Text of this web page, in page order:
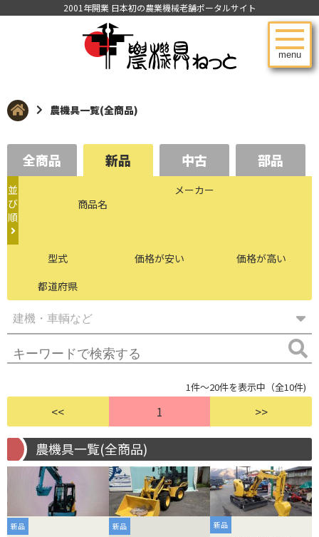
menu
2001年開業 日本初の農業機械老舗ポータルサイト
農機具一覧(全商品)
全商品 新品 中古 部品
並
び
順
商品名
メーカー
型式 価格が安い
価格が高い
都道府県
1件～20件を表示中（全10件)
<< 1 >>
農機具一覧(全商品)
新品
新品
新品